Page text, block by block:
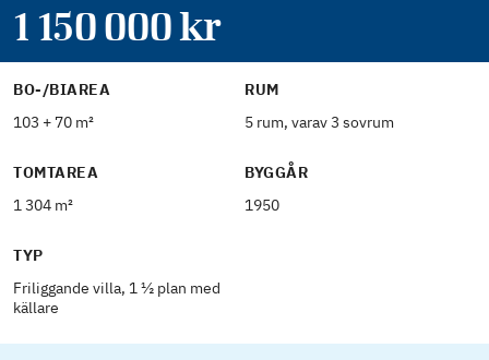
1 150 000kr
BO-/BIAREA
103 + 70 m²
RUM
5 rum, varav 3 sovrum
TOMTAREA
1 304 m²
BYGGÅR
1950
TYP
Friliggande villa, 1 ½ plan med
källare